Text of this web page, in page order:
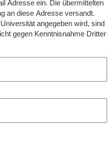
Adresse ein. Die übermittelten
an diese Adresse versandt.
angegeben wird, sind
gegen Kenntnisnahme Dritter